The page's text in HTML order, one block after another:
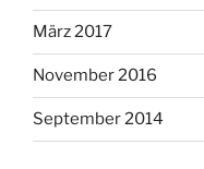
März 2017
November 2016
September 2014